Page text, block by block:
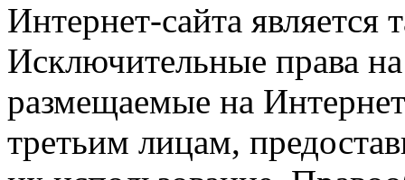
Интернет-сайта
Исключительные права
размещаемые на
третьим лицам,